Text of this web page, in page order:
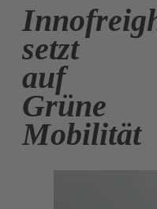
setzt
auf
Grüne
Mobilität